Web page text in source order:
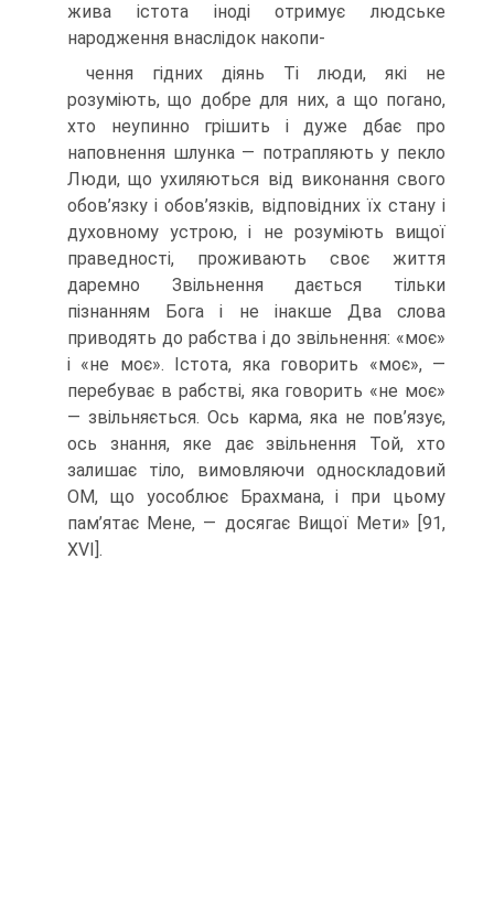
жива істота іноді отримує людське
народження внаслідок накопи-
чення гідних діянь Ті люди, які не
розуміють, що добре для них, а що по­гано,
хто неупинно грішить і дуже дбає про
наповнення шлунка — потрапляють у пекло
Люди, що ухиляються від виконання свого
обов’язку і обов’язків, відповідних їх стану і
духовному устрою, і не розуміють вищої
праведності, про­живають своє життя
даремно Звільнення дається тільки
пізнанням Бога і не інакше Два слова
приводять до рабства і до звільнення: «моє»
і «не моє». Істота, яка говорить «моє», —
перебуває в рабстві, яка говорить «не моє»
— звіль­няється. Ось карма, яка не пов’язує,
ось знання, яке дає звільнення Той, хто
залишає тіло, вимовляючи односкладовий
ОМ, що уособлює Брахмана, і при цьому
пам’ятає Мене, — досягає Вищої Мети» [91,
XVI].